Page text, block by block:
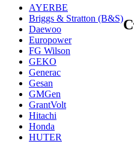
AYERBE
Briggs & Stratton (B&S)
Daewoo
Europower
FG Wilson
GEKO
Generac
Gesan
GMGen
GrantVolt
Hitachi
Honda
HUTER